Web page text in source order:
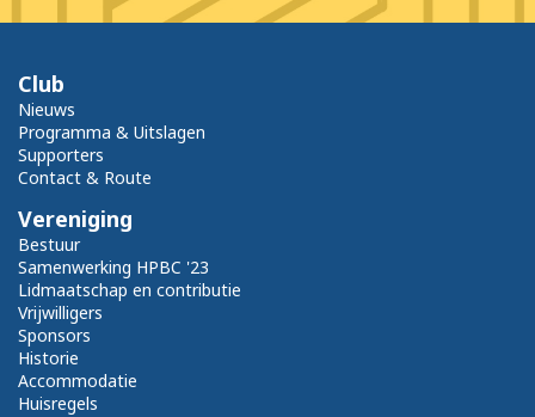
Club
Nieuws
Programma & Uitslagen
Supporters
Contact & Route
Vereniging
Bestuur
Samenwerking HPBC '23
Lidmaatschap en contributie
Vrijwilligers
Sponsors
Historie
Accommodatie
Huisregels